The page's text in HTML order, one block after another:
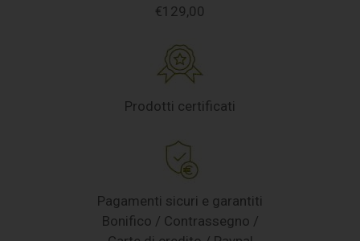
€129,00
Prodotti certificati
Pagamenti sicuri e garantiti
Bonifico / Contrassegno /